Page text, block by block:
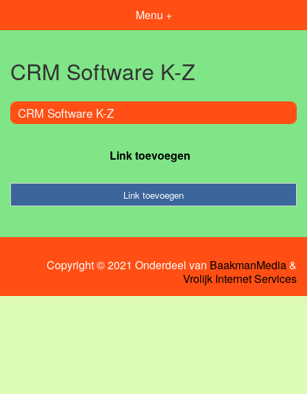
Menu +
CRM Software K-Z
CRM Software K-Z
Link toevoegen
Link toevoegen
Copyright © 2021 Onderdeel van BaakmanMedia&
Vrolijk Internet Services